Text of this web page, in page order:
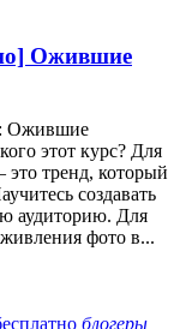
Ожившие
Ожившие
этот курс? Для
тренд, который
создавать
аудиторию. Для
фото в...
блогеры